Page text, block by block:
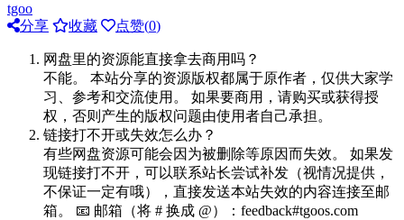
tgoo
分享
收藏 点赞(0)
网盘里的资源能直接拿去商用吗？
不能。 本站分享的资源版权都属于原作者，仅供大家学
习、参考和交流使用。 如果要商用，请购买或获得授
权，否则产生的版权问题由使用者自己承担。
链接打不开或失效怎么办？
有些网盘资源可能会因为被删除等原因而失效。 如果发
现链接打不开，可以联系站长尝试补发（视情况提供，
不保证一定有哦），直接发送本站失效的内容连接至邮
箱。 📧 邮箱（将 # 换成 @）：feedback#tgoos.com